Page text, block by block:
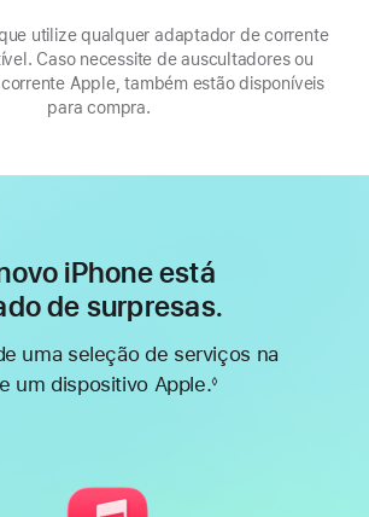
utilize qualquer adaptador de corrente
Caso necessite de auscultadores ou
Apple, também estão disponíveis
para compra.
iPhone está
de surpresas.
uma seleção de serviços na
um dispositivo Apple.◊